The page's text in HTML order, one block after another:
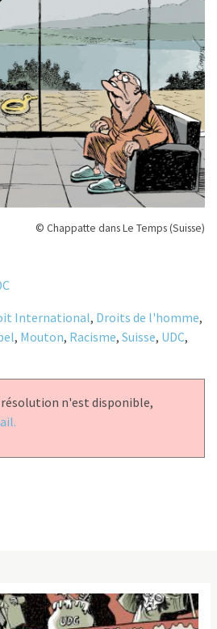
© Chappatte dans Le Temps (Suisse)
International, Droits de l'homme,
, Mouton, Racisme, Suisse, UDC,
résolution n'est disponible,